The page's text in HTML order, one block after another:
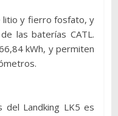
litio y fierro fosfato, y
las baterías CATL.
kWh, y permiten
del Landking LK5 es